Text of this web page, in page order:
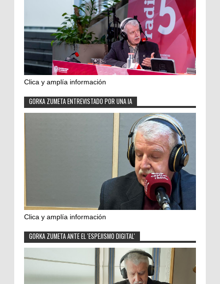
Clica y amplía información
GORKA ZUMETA ENTREVISTADO POR UNA IA
Clica y amplía información
GORKA ZUMETA ANTE EL 'ESPEJISMO DIGITAL'